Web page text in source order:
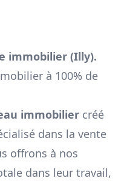
immobilier (Illy).
à 100% de
immobilier créé
dans la vente
offrons à nos
dans leur travail,